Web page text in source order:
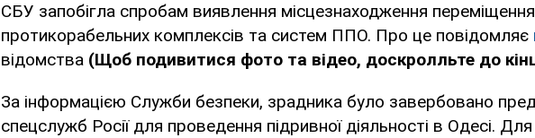
СБУ запобігла спробам виявлення місцезнаходження переміщення
протикорабельних комплексів та систем ППО. Про це повідомляє
відомства (Щоб подивитися фото та відео, доскролльте до
За інформацією Служби безпеки, зрадника було завербовано
спецслужб Росії для проведення підривної діяльності в Одесі. Для